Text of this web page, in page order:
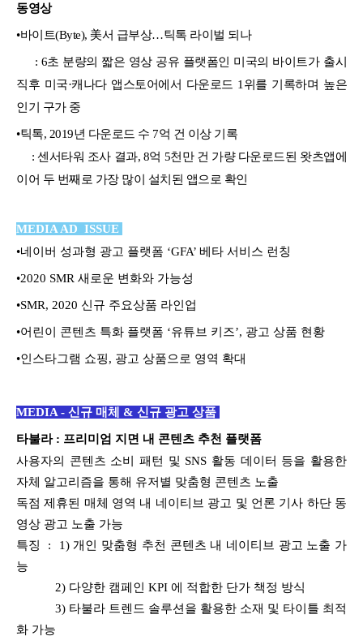
동영상
•바이트(Byte), 美서 급부상…틱톡 라이벌 되나
: 6초 분량의 짧은 영상 공유 플랫폼인 미국의 바이트가 출시
직후 미국·캐나다 앱스토어에서 다운로드 1위를 기록하며 높은
인기 구가 중
•틱톡, 2019년 다운로드 수 7억 건 이상 기록
: 센서타워 조사 결과, 8억 5천만 건 가량 다운로드된 왓츠앱에
이어 두 번째로 가장 많이 설치된 앱으로 확인
MEDIA AD ISSUE
•네이버 성과형 광고 플랫폼 ‘GFA’ 베타 서비스 런칭
•2020 SMR 새로운 변화와 가능성
•SMR, 2020 신규 주요상품 라인업
•어린이 콘텐츠 특화 플랫폼 ‘유튜브 키즈’, 광고 상품 현황
•인스타그램 쇼핑, 광고 상품으로 영역 확대
MEDIA - 신규 매체 & 신규 광고 상품
타불라 : 프리미엄 지면 내 콘텐츠 추천 플랫폼
사용자의 콘텐츠 소비 패턴 및 SNS 활동 데이터 등을 활용한
자체 알고리즘을 통해 유저별 맞춤형 콘텐츠 노출
독점 제휴된 매체 영역 내 네이티브 광고 및 언론 기사 하단 동
영상 광고 노출 가능
특징 : 1) 개인 맞춤형 추천 콘텐츠 내 네이티브 광고 노출 가
능
2) 다양한 캠페인 KPI 에 적합한 단가 책정 방식
3) 타불라 트렌드 솔루션을 활용한 소재 및 타이틀 최적
화 가능